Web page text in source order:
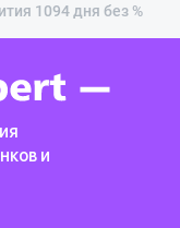
1094 дня без %
и